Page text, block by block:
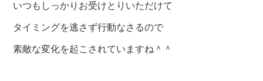
いつもしっかりお受けとりいただけて
タイミングを逃さず行動なさるので
素敵な変化を起こされていますね＾＾